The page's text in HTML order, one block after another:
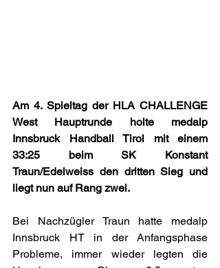
Am 4. Spieltag der HLA CHALLENGE
West Hauptrunde holte medalp
Innsbruck Handball Tirol mit einem
33:25 beim
SK Konstant
Traun/Edelweiss den dritten Sieg und
liegt nun auf Rang zwei.
Bei Nachzügler Traun hatte medalp
Innsbruck HT in der Anfangsphase
Probleme, immer wieder legten die